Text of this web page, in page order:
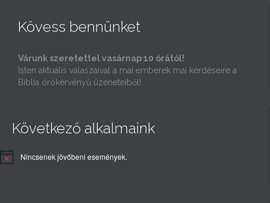
Kövess bennünket
Várunk szeretettel vasárnap 10 órától!
Isten aktuális válaszaival a mai emberek mai kérdéseire a
Biblia örökérvényű üzeneteiből!
Következő alkalmaink
Nincsenek jövőbeni események.